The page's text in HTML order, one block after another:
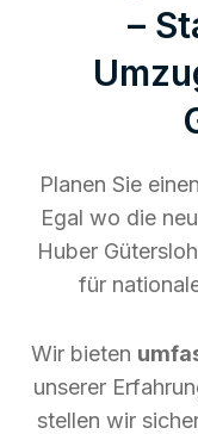
–
Planen Sie
Egal wo die
Huber
für
Wir bieten
unserer
stellen wir